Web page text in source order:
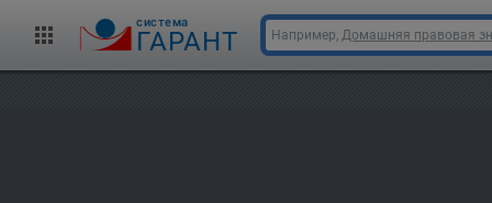
cистема
ГАРАНТ Например, Домашняя правовая